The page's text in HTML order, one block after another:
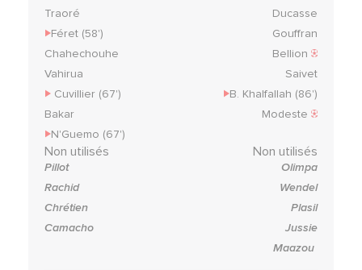
Traoré
Féret (58')
Chahechouhe
Vahirua
Cuvillier (67')
Bakar
N'Guemo (67')
Ducasse
Gouffran
Bellion
Saivet
B. Khalfallah (86')
Modeste
Non utilisés
Pillot
Rachid
Chrétien
Camacho
Non utilisés
Olimpa
Wendel
Plasil
Jussie
Maazou